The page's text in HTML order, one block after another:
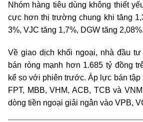
Nhóm hàng tiêu dùng không thiết
cực hơn thị trường chung khi tăng
3%, VJC tăng 1,7%, DGW tăng
Về giao dịch khối ngoại, nhà đầu
bán ròng mạnh hơn 1.685 tỷ đồng
kể so với phiên trước. Áp lực bán tập
FPT, MBB, VHM, ACB, TCB và
dòng tiền ngoại giải ngân vào VPB,